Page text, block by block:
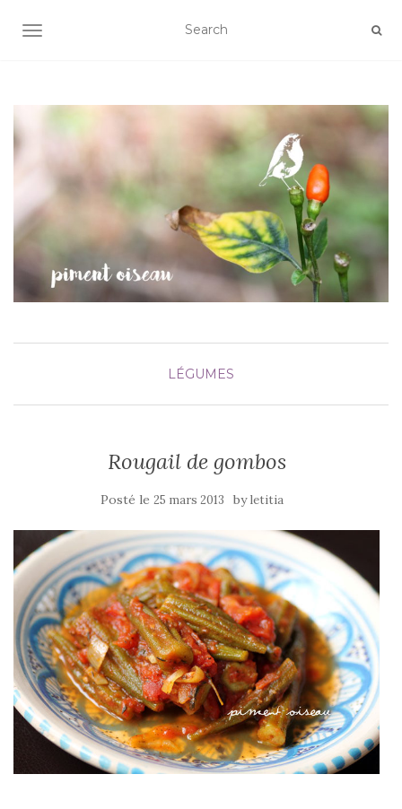
AFFICHER/MASQUER LA NAVIGATION
LÉGUMES
Rougail de gombos
Posté le 25 mars 2013 byletitia